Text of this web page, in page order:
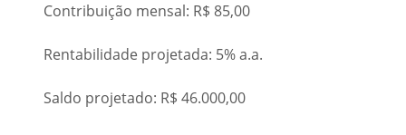
Contribuição mensal: R$ 85,00
Rentabilidade projetada: 5% a.a.
Saldo projetado: R$ 46.000,00